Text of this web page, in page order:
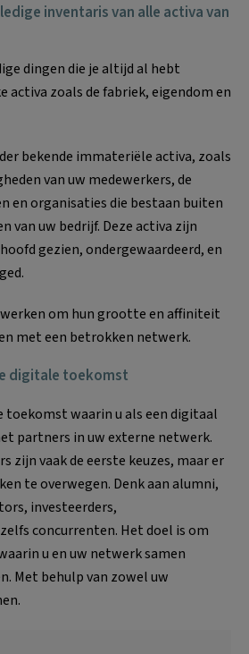
inventaris van alle activa van
dingen die je altijd al hebt
activa zoals de fabriek, eigendom en
bekende immateriële activa, zoals
van uw medewerkers, de
en organisaties die bestaan buiten
van uw bedrijf. Deze activa zijn
gezien, ondergewaardeerd, en
om hun grootte en affiniteit
met een betrokken netwerk.
digitale toekomst
toekomst waarin u als een digitaal
partners in uw externe netwerk.
zijn vaak de eerste keuzes, maar er
te overwegen. Denk aan alumni,
investeerders,
concurrenten. Het doel is om
u en uw netwerk samen
Met behulp van zowel uw